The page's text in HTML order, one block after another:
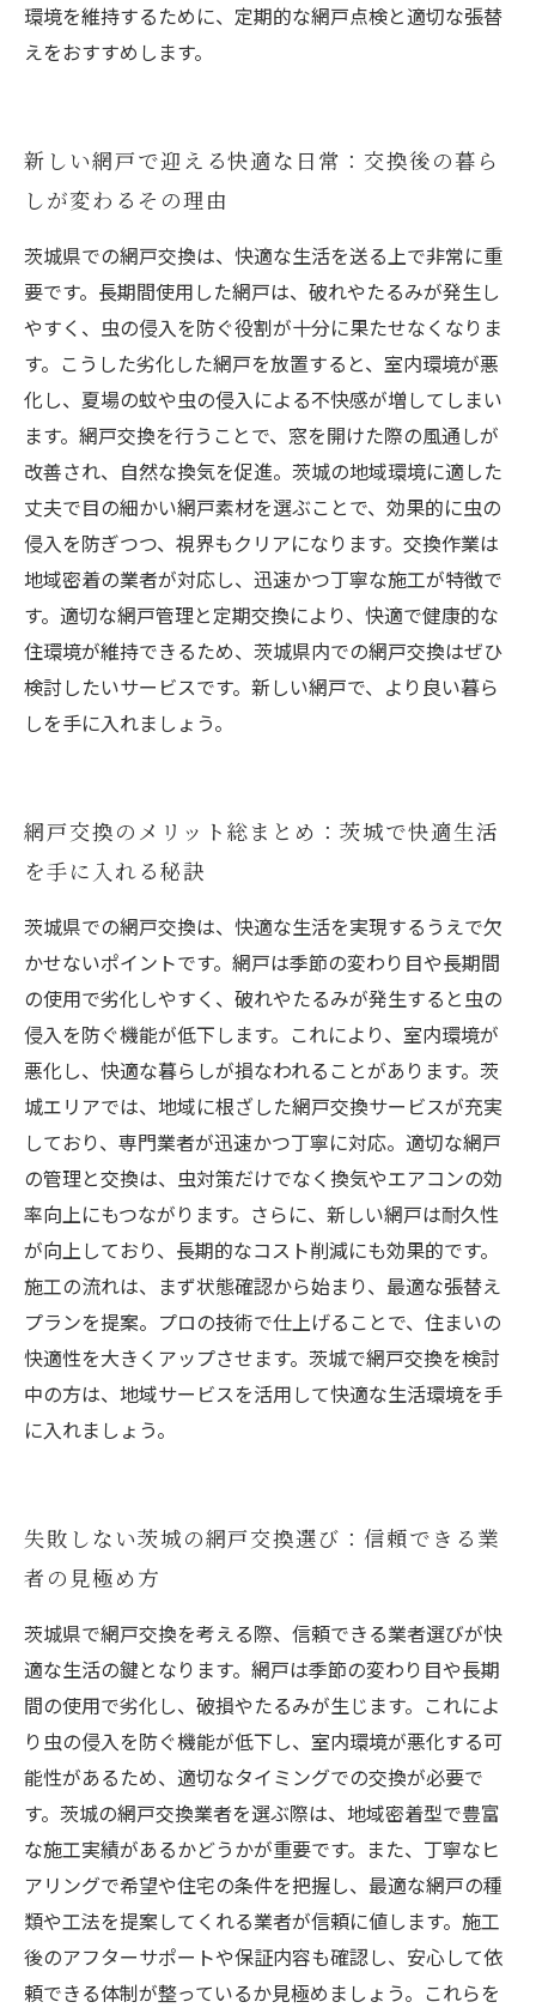
環境を維持するために、定期的な網戸点検と適切な張替
えをおすすめします。
新しい網戸で迎える快適な日常：交換後の暮ら
しが変わるその理由
茨城県での網戸交換は、快適な生活を送る上で非常に重
要です。長期間使用した網戸は、破れやたるみが発生し
やすく、虫の侵入を防ぐ役割が十分に果たせなくなりま
す。こうした劣化した網戸を放置すると、室内環境が悪
化し、夏場の蚊や虫の侵入による不快感が増してしまい
ます。網戸交換を行うことで、窓を開けた際の風通しが
改善され、自然な換気を促進。茨城の地域環境に適した
丈夫で目の細かい網戸素材を選ぶことで、効果的に虫の
侵入を防ぎつつ、視界もクリアになります。交換作業は
地域密着の業者が対応し、迅速かつ丁寧な施工が特徴で
す。適切な網戸管理と定期交換により、快適で健康的な
住環境が維持できるため、茨城県内での網戸交換はぜひ
検討したいサービスです。新しい網戸で、より良い暮ら
しを手に入れましょう。
網戸交換のメリット総まとめ：茨城で快適生活
を手に入れる秘訣
茨城県での網戸交換は、快適な生活を実現するうえで欠
かせないポイントです。網戸は季節の変わり目や長期間
の使用で劣化しやすく、破れやたるみが発生すると虫の
侵入を防ぐ機能が低下します。これにより、室内環境が
悪化し、快適な暮らしが損なわれることがあります。茨
城エリアでは、地域に根ざした網戸交換サービスが充実
しており、専門業者が迅速かつ丁寧に対応。適切な網戸
の管理と交換は、虫対策だけでなく換気やエアコンの効
率向上にもつながります。さらに、新しい網戸は耐久性
が向上しており、長期的なコスト削減にも効果的です。
施工の流れは、まず状態確認から始まり、最適な張替え
プランを提案。プロの技術で仕上げることで、住まいの
快適性を大きくアップさせます。茨城で網戸交換を検討
中の方は、地域サービスを活用して快適な生活環境を手
に入れましょう。
失敗しない茨城の網戸交換選び：信頼できる業
者の見極め方
茨城県で網戸交換を考える際、信頼できる業者選びが快
適な生活の鍵となります。網戸は季節の変わり目や長期
間の使用で劣化し、破損やたるみが生じます。これによ
り虫の侵入を防ぐ機能が低下し、室内環境が悪化する可
能性があるため、適切なタイミングでの交換が必要で
す。茨城の網戸交換業者を選ぶ際は、地域密着型で豊富
な施工実績があるかどうかが重要です。また、丁寧なヒ
アリングで希望や住宅の条件を把握し、最適な網戸の種
類や工法を提案してくれる業者が信頼に値します。施工
後のアフターサポートや保証内容も確認し、安心して依
頼できる体制が整っているか見極めましょう。これらを